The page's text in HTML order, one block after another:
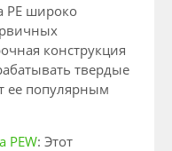
PE широко
конструкция
твердые
ее популярным
PEW: Этот